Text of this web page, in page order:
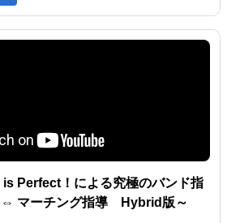
Perfect！による究極のバンド指
⇔ マーチング指導 Hybrid版～